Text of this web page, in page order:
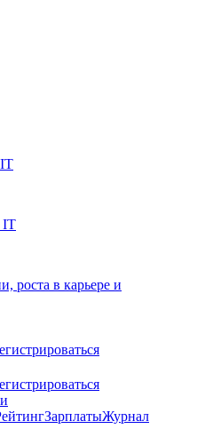
IT
роста в карьере и
ЗарплатыЖурнал